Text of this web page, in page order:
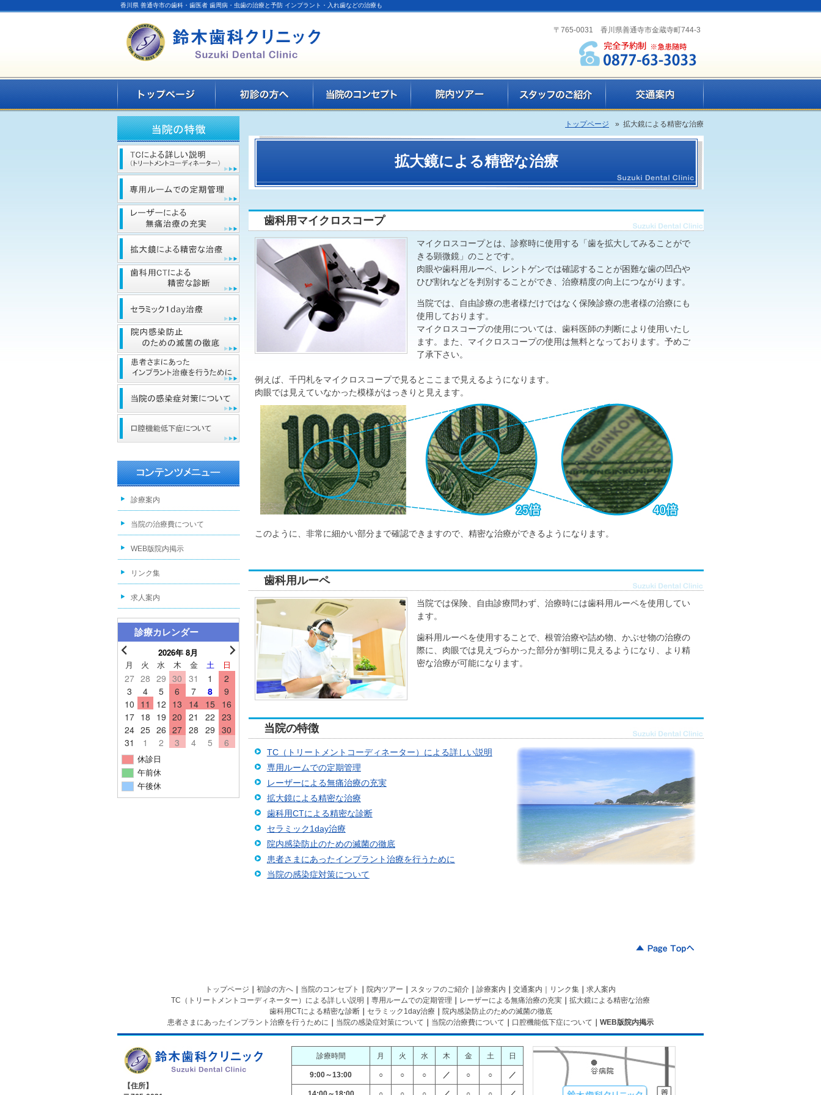
香川県 善通寺市の歯科・歯医者 歯周病・虫歯の治療と予防 インプラント・入れ歯などの治療も
〒765-0031 香川県善通寺市金蔵寺町744-3
トップページ » 拡大鏡による精密な治療
拡大鏡による精密な治療
歯科用マイクロスコープ
マイクロスコープとは、診察時に使用する「歯を拡大してみることがで
きる顕微鏡」のことです。
肉眼や歯科用ルーペ、レントゲンでは確認することが困難な歯の凹凸や
ひび割れなどを判別することができ、治療精度の向上につながります。
当院では、自由診療の患者様だけではなく保険診療の患者様の治療にも
使用しております。
マイクロスコープの使用については、歯科医師の判断により使用いたし
ます。また、マイクロスコープの使用は無料となっております。予めご
了承下さい。
例えば、千円札をマイクロスコープで見るとここまで見えるようになります。
肉眼では見えていなかった模様がはっきりと見えます。
このように、非常に細かい部分まで確認できますので、精密な治療ができるようになります。
歯科用ルーペ
当院では保険、自由診療問わず、治療時には歯科用ルーペを使用してい
ます。
歯科用ルーペを使用することで、根管治療や詰め物、かぶせ物の治療の
際に、肉眼では見えづらかった部分が鮮明に見えるようになり、より精
密な治療が可能になります。
当院の特徴
TC（トリートメントコーディネーター）による詳しい説明
専用ルームでの定期管理
レーザーによる無痛治療の充実
拡大鏡による精密な治療
歯科用CTによる精密な診断
セラミック1day治療
院内感染防止のための滅菌の徹底
患者さまにあったインプラント治療を行うために
当院の感染症対策について
診療案内
当院の治療費について
WEB版院内掲示
リンク集
求人案内
診療カレンダー
2026年 8月
月
火 水 木 金 土 日
27 28 29 30 31 1
2
3
4 5 6 7 8
9
10 11 12 13 14 15 16
17 18 19 20 21 22
23
24 25 26 27 28 29
30
31
1 2 3 4 5 6
休診日
午前休
午後休
トップページ ｜ 初診の方へ ｜ 当院のコンセプト ｜ 院内ツアー ｜ スタッフのご紹介 ｜ 診療案内 ｜ 交通案内 ｜ リンク集 ｜ 求人案内
TC（トリートメントコーディネーター）による詳しい説明 ｜ 専用ルームでの定期管理 ｜ レーザーによる無痛治療の充実 ｜ 拡大鏡による精密な治療
歯科用CTによる精密な診断｜ セラミック1day治療｜ 院内感染防止のための滅菌の徹底
患者さまにあったインプラント治療を行うために ｜ 当院の感染症対策について ｜ 当院の治療費について ｜ 口腔機能低下症について ｜ WEB版院内掲示
【住所】
診療時間 月 火 水 木 金 土 日
9:00～13:00 ○ ○ ○ ／ ○ ○ ／